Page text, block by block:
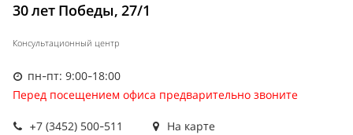
30 лет Победы, 27/1
Консультационный центр
пн-пт: 9:00-18:00
Перед посещением офиса предварительно звоните
+7 (3452) 500-511 На карте